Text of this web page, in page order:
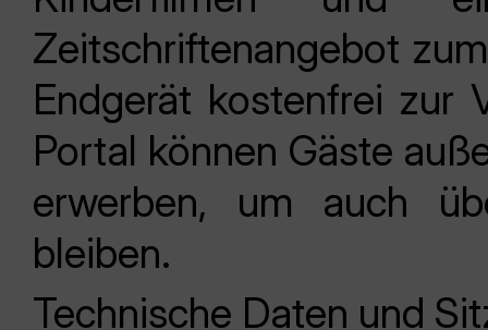
Zeitschriftenangebot
Endgerät kostenfrei zur
Portal können Gäste
erwerben, um auch
bleiben.
Technische Daten und